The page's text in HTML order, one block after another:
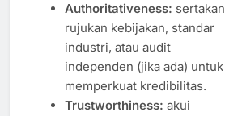
Authoritativeness: sertakan
rujukan kebijakan, standar
industri, atau audit
independen (jika ada) untuk
memperkuat kredibilitas.
Trustworthiness: akui